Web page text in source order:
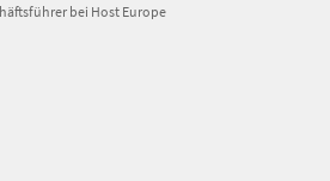
bei Host Europe